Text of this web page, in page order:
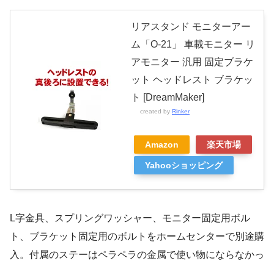
リアスタンド モニターアー
ム「O-21」 車載モニター リ
アモニター 汎用 固定ブラケ
ット ヘッドレスト ブラケッ
ト [DreamMaker]
created by Rinker
Amazon 楽天市場
Yahooショッピング
L字金具、スプリングワッシャー、モニター固定用ボル
ト、ブラケット固定用のボルトをホームセンターで別途購
入。付属のステーはペラペラの金属で使い物にならなかっ